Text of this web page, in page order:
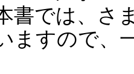
書では、さ
ますので、